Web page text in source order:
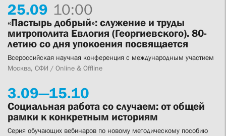
25.09 10:00
«Пастырь добрый»: служение и труды
митрополита Евлогия (Георгиевского). 80-
летию со дня упокоения посвящается
Всероссийская научная конференция с международным участием
Москва, СФИ / Online & Offline
3.09—15.10
Социальная работа со случаем: от общей
рамки к конкретным историям
Серия обучающих вебинаров по новому методическому пособию